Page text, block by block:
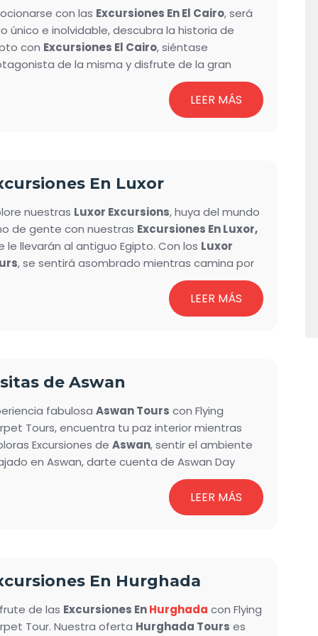
con las Excursiones En El Cairo, será
único e inolvidable, descubra la historia de
con Excursiones El Cairo, siéntase
de la misma y disfrute de la gran
de cosas que puede hacer en El Cairo para
cual puede contar con nuestras excursiones de
, de las excursiones que le
yconocer cómo fue el Egipto más
en el museo de El Cairo.
LEER MÁS
En Luxor
nuestras Luxor Excursions, huya del mundo
de gente con nuestras Excursiones En Luxor,
le llevarán al antiguo Egipto. Con los Luxor
, se sentirá asombrado mientras camina por
Colosos de
y Luxor y más
que no deben perderse. Además, puede
LEER MÁS
de Aswan
fabulosa Aswan Tours con Flying
Tours, encuentra tu paz interior mientras
Excursiones de Aswan, sentir el ambiente
en Aswan, darte cuenta de Aswan Day
Incluyendo los viajes en velero por el ríoNilo
te sientes relajado en el espectacular río
Disfrute de su clima moderado y visite los
Templo de philae. Presa alta Obelisco
hermosas que hacer en Aswan con nuestra
Aswan Tours.
LEER MÁS
En Hurghada
de las Excursiones EnHurghada con Flying
Tour. Nuestra oferta Hurghada Tours es